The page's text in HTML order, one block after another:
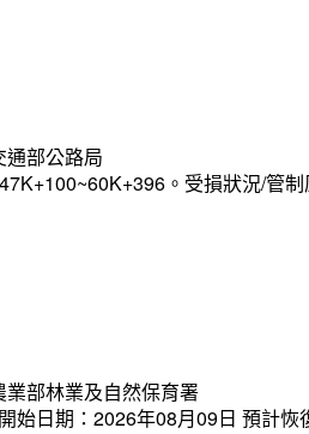
部公路局
。受損狀況/管
部林業及自然保育署
始日期：2026年08月09日 預計